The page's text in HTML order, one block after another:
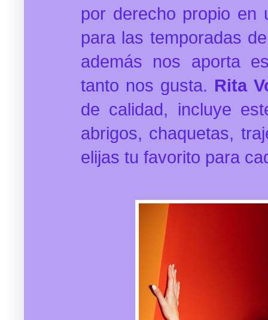
por derecho propio en
para las temporadas
además nos aporta
tanto nos gusta. Rita
de calidad, incluye
abrigos, chaquetas,
elijas tu favorito para